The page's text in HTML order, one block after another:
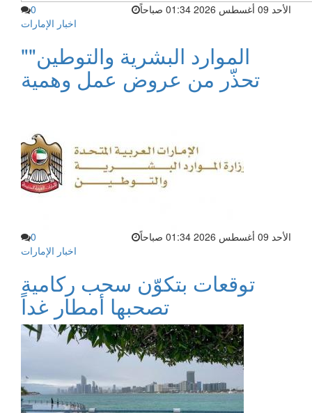
الأحد 09 أغسطس 2026 01:34 صباحاً
0
اخبار الإمارات
"الموارد البشرية والتوطين"
تحذّر من عروض عمل وهمية
الأحد 09 أغسطس 2026 01:34 صباحاً
0
اخبار الإمارات
توقعات بتكوّن سحب ركامية
تصحبها أمطار غداً